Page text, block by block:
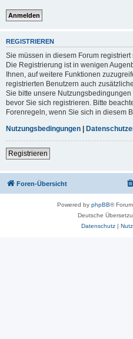
REGISTRIEREN
Sie müssen in diesem Forum
Die Registrierung ist in wenigen
Ihnen, auf weitere Funktionen
registrierten Benutzern auch
Sie bitte unsere
bevor Sie sich registrieren. Bitte
Forenregeln, wenn Sie sich in diesem
Nutzungsbedingungen |
Registrieren
Foren-Übersicht
Powered by phpBB®
Deutsche
Datenschutz|